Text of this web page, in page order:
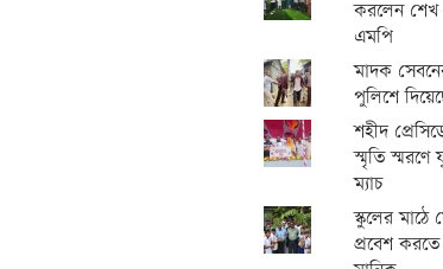
করলেন শেখ
এমপি
মাদক
পুলিশে
শহীদ
স্মৃতি স্মরণে
ম্যাচ
স্কুলের
প্রবেশ